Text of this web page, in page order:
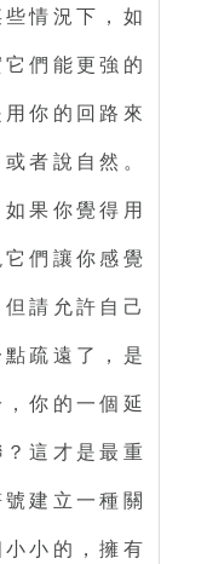
情況下，如
們能更強的
你的回路來
者說自然。
果你覺得用
們讓你感覺
請允許自己
疏遠了，是
你的一個延
這才是最重
建立一種關
小的，擁有